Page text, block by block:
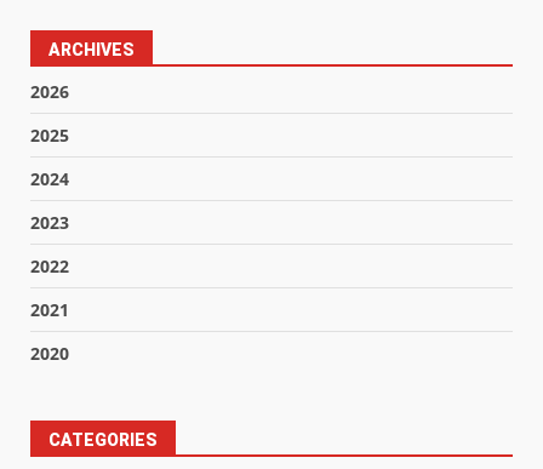
ARCHIVES
2026
2025
2024
2023
2022
2021
2020
CATEGORIES